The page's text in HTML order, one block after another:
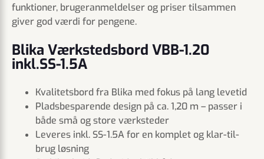
funktioner, brugeranmeldelser og priser tilsammen
giver god værdi for pengene.
Blika Værkstedsbord VBB-1.20
inkl.SS-1.5A
Kvalitetsbord fra Blika med fokus på lang levetid
Pladsbesparende design på ca. 1,20 m – passer i
både små og store værksteder
Leveres inkl. SS-1.5A for en komplet og klar-til-
brug løsning